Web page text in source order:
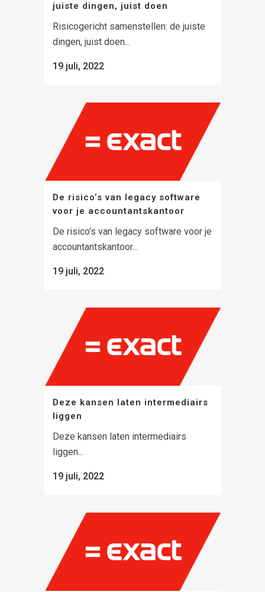
juiste dingen, juist doen
Risicogericht samenstellen: de juiste
dingen, juist doen...
19 juli, 2022
De risico’s van legacy software
voor je accountantskantoor
De risico’s van legacy software voor je
accountantskantoor...
19 juli, 2022
Deze kansen laten intermediairs
liggen
Deze kansen laten intermediairs
liggen...
19 juli, 2022